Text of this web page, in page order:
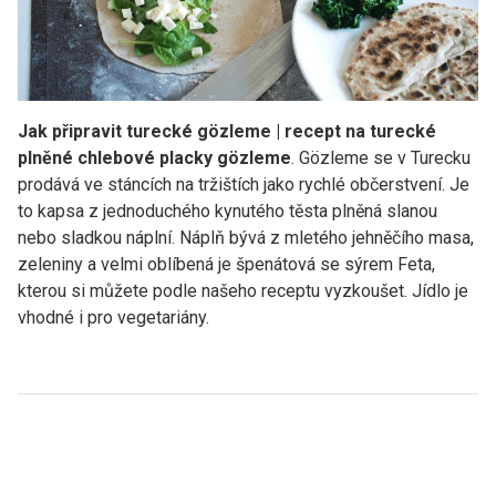
Jak připravit turecké gözleme | recept na turecké
plněné chlebové placky gözleme. Gözleme se v Turecku
prodává ve stáncích na tržištích jako rychlé občerstvení. Je
to kapsa z jednoduchého kynutého těsta plněná slanou
nebo sladkou náplní. Náplň bývá z mletého jehněčího masa,
zeleniny a velmi oblíbená je špenátová se sýrem Feta,
kterou si můžete podle našeho receptu vyzkoušet. Jídlo je
vhodné i pro vegetariány.